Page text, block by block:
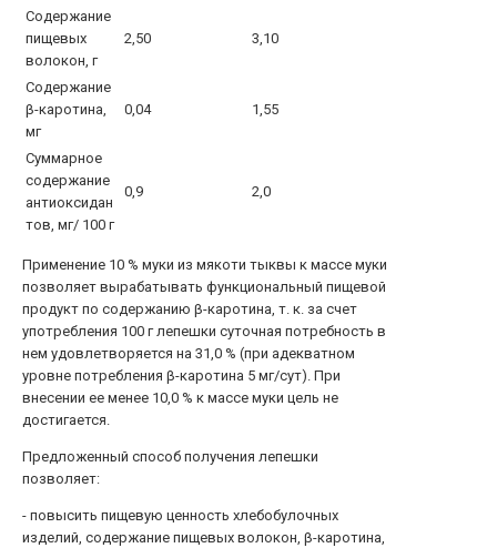
Содержание
пищевых
волокон, г
2,50 3,10
Содержание
β-каротина,
мг
0,04 1,55
Суммарное
содержание
антиоксидан
тов, мг/ 100 г
0,9 2,0
Применение 10 % муки из мякоти тыквы к массе муки
позволяет вырабатывать функциональный пищевой
продукт по содержанию β-каротина, т. к. за счет
употребления 100 г лепешки суточная потребность в
нем удовлетворяется на 31,0 % (при адекватном
уровне потребления β-каротина 5 мг/сут). При
внесении ее менее 10,0 % к массе муки цель не
достигается.
Предложенный способ получения лепешки
позволяет:
- повысить пищевую ценность хлебобулочных
изделий, содержание пищевых волокон, β-каротина,